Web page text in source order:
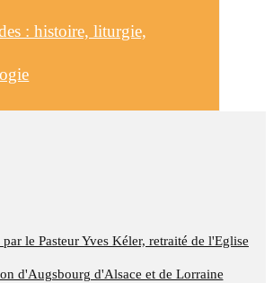
par le Pasteur Yves Kéler, retraité de l'Eglise
d'Augsbourg d'Alsace et de Lorraine
: histoire, liturgie,